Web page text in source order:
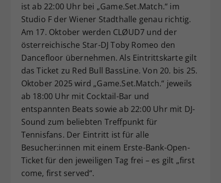
ist ab 22:00 Uhr bei „Game.Set.Match.“ im
Studio F der Wiener Stadthalle genau richtig.
Am 17. Oktober werden CLØUD7 und der
österreichische Star-DJ Toby Romeo den
Dancefloor übernehmen. Als Eintrittskarte gilt
das Ticket zu Red Bull BassLine. Von 20. bis 25.
Oktober 2025 wird „Game.Set.Match.“ jeweils
ab 18:00 Uhr mit Cocktail-Bar und
entspannten Beats sowie ab 22:00 Uhr mit DJ-
Sound zum beliebten Treffpunkt für
Tennisfans. Der Eintritt ist für alle
Besucher:innen mit einem Erste-Bank-Open-
Ticket für den jeweiligen Tag frei – es gilt „first
come, first served“.